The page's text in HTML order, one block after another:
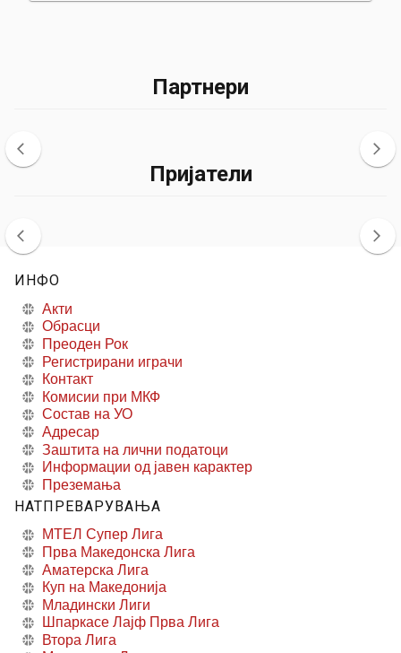
Партнери
Пријатели
ИНФО
Акти
Обрасци
Преоден Рок
Регистрирани играчи
Контакт
Комисии при МКФ
Состав на УО
Адресар
Заштита на лични податоци
Информации од јавен карактер
Преземања
НАТПРЕВАРУВАЊА
МТЕЛ Супер Лига
Прва Македонска Лига
Аматерска Лига
Куп на Македонија
Младински Лиги
Шпаркасе Лајф Прва Лига
Втора Лига